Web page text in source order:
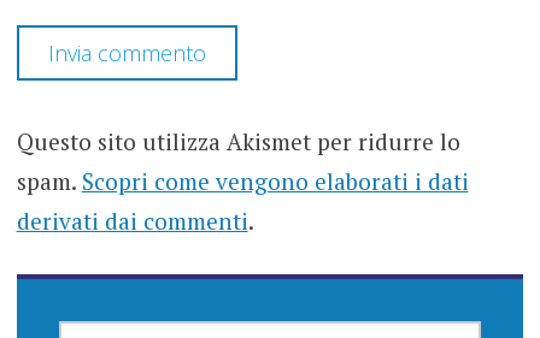
Questo sito utilizza Akismet per ridurre lo
spam. Scopri come vengono elaborati i dati
derivati dai commenti.